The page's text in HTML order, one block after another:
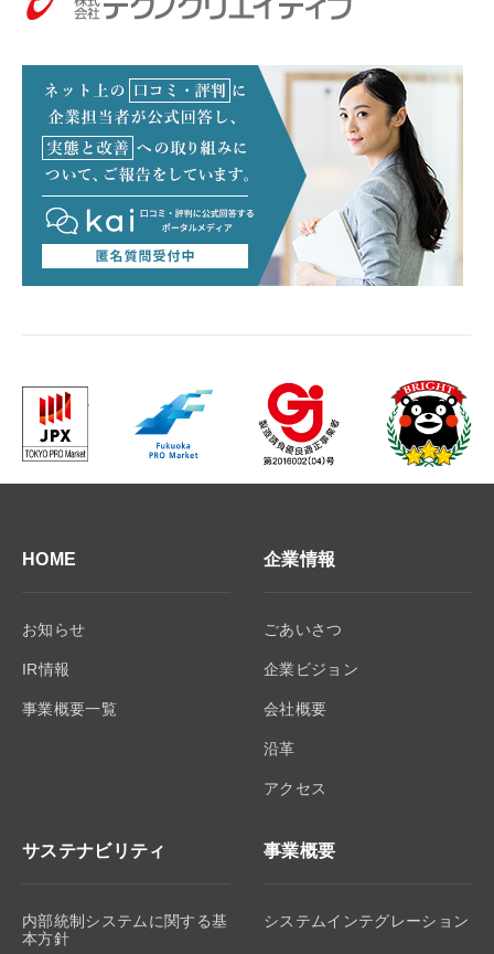
HOME
お知らせ
IR情報
事業概要一覧
企業情報
ごあいさつ
企業ビジョン
会社概要
沿革
アクセス
サステナビリティ
内部統制システムに関する基
本方針
事業概要
システムインテグレーション